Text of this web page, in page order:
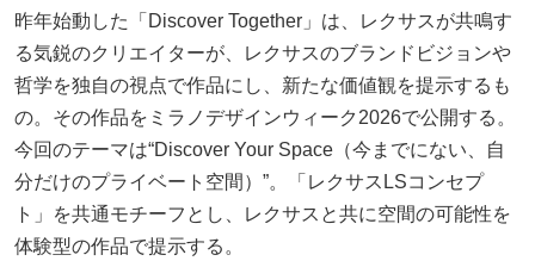
昨年始動した「Discover Together」は、レクサスが共鳴す
る気鋭のクリエイターが、レクサスのブランドビジョンや
哲学を独自の視点で作品にし、新たな価値観を提示するも
の。その作品をミラノデザインウィーク2026で公開する。
今回のテーマは“Discover Your Space（今までにない、自
分だけのプライベート空間）”。「レクサスLSコンセプ
ト」を共通モチーフとし、レクサスと共に空間の可能性を
体験型の作品で提示する。